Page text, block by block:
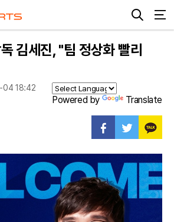
김세진, "팀 정상화 빨리
18:42
Powered by Translate